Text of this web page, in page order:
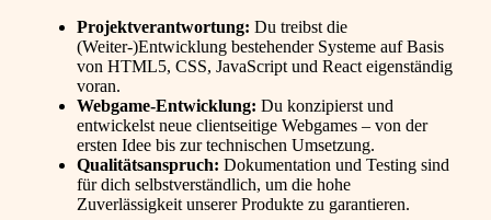
Projektverantwortung: Du treibst die
(Weiter-)Entwicklung bestehender Systeme auf Basis
von HTML5, CSS, JavaScript und React eigenständig
voran.
Webgame-Entwicklung: Du konzipierst und
entwickelst neue clientseitige Webgames – von der
ersten Idee bis zur technischen Umsetzung.
Qualitätsanspruch: Dokumentation und Testing sind
für dich selbstverständlich, um die hohe
Zuverlässigkeit unserer Produkte zu garantieren.